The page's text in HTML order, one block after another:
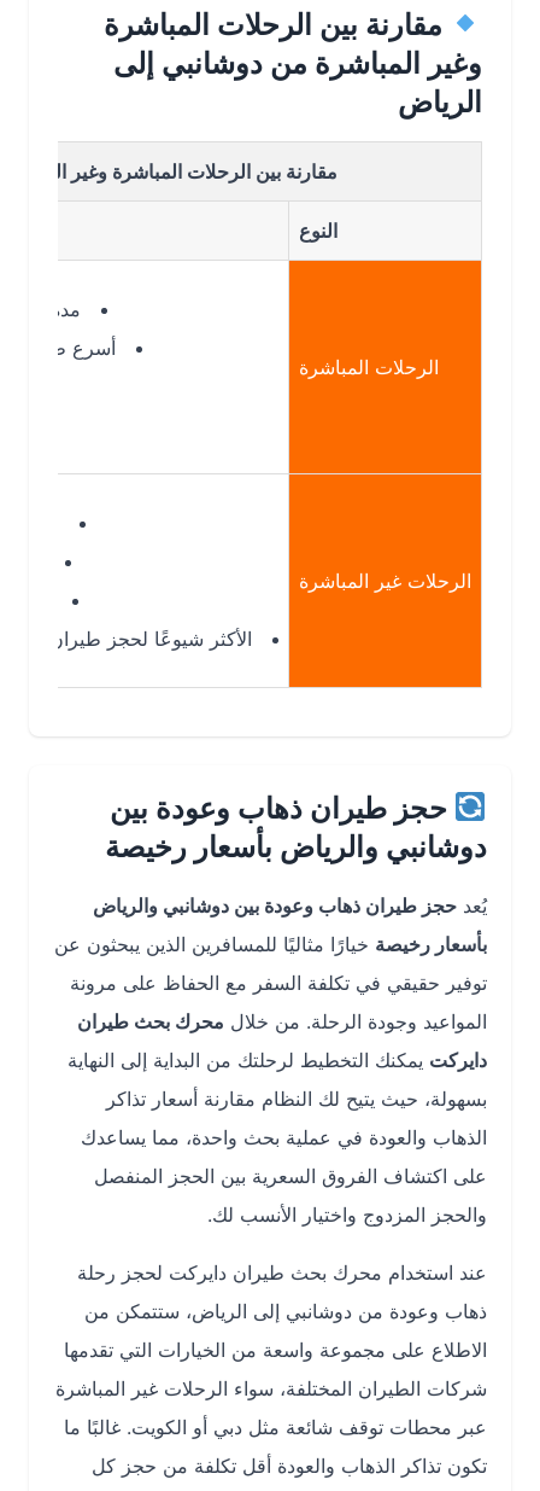
مقارنة بين الرحلات المباشرة
وغير المباشرة من دوشانبي إلى
الرياض
مقارنة بين الرحلات المباشرة وغير المباشرة من
الرحلات المباشرة
مدة الرحلة:
أسرع طريقة
الرحلات غير المباشرة
مدة الرحلة: 6 – 9 ساعات
توقف في
خيارات
الأكثر شيوعًا لحجز طيران من
حجز طيران ذهاب وعودة بين
دوشانبي والرياض بأسعار رخيصة
حجز طيران ذهاب وعودة بين دوشانبي والرياض
بأسعار رخيصة خيارًا مثاليًا للمسافرين الذين يبحثون عن
توفير حقيقي في تكلفة السفر مع الحفاظ على مرونة
المواعيد وجودة الرحلة. من خلال محرك بحث طيران
دايركتيمكنك التخطيط لرحلتك من البداية إلى النهاية
بسهولة، حيث يتيح لك النظام مقارنة أسعار تذاكر
الذهاب والعودة في عملية بحث واحدة، مما يساعدك
على اكتشاف الفروق السعرية بين الحجز المنفصل
والحجز المزدوج واختيار الأنسب لك.
عند استخدام محرك بحث طيران دايركت لحجز رحلة
ذهاب وعودة من دوشانبي إلى الرياض، ستتمكن من
الاطلاع على مجموعة واسعة من الخيارات التي تقدمها
شركات الطيران المختلفة، سواء الرحلات غير المباشرة
عبر محطات توقف شائعة مثل دبي أو الكويت. غالبًا ما
تكون تذاكر الذهاب والعودة أقل تكلفة من حجز كل